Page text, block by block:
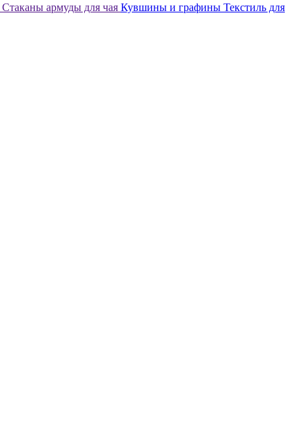
Стаканы армуды для чая Кувшины и графины Текстиль для